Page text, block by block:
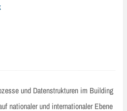
und Datenstrukturen im Building
nationaler und internationaler Ebene